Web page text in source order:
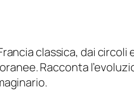
classica, dai
Racconta